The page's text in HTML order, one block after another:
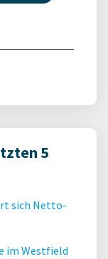
5
sich Netto-
im Westfield